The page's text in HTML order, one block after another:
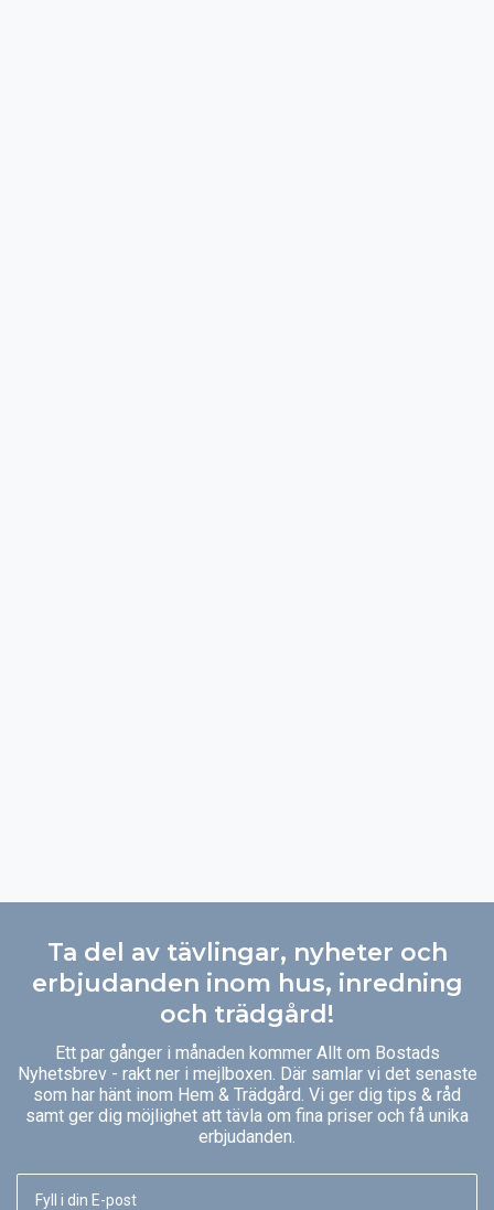
Ta del av tävlingar, nyheter och
erbjudanden inom hus, inredning
och trädgård!
Ett par gånger i månaden kommer Allt om Bostads
Nyhetsbrev - rakt ner i mejlboxen. Där samlar vi det senaste
som har hänt inom Hem & Trädgård. Vi ger dig tips & råd
samt ger dig möjlighet att tävla om fina priser och få unika
erbjudanden.